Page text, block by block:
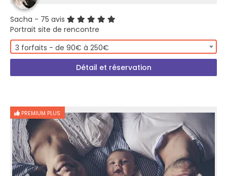
Sacha - 75 avis
Portrait site de rencontre
3 forfaits - de 90€ à 250€
Détail et réservation
PREMIUM PLUS